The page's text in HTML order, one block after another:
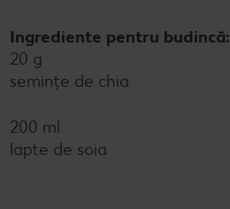
Ingrediente pentru budincă:
20 g
semințe de chia
200 ml
lapte de soia